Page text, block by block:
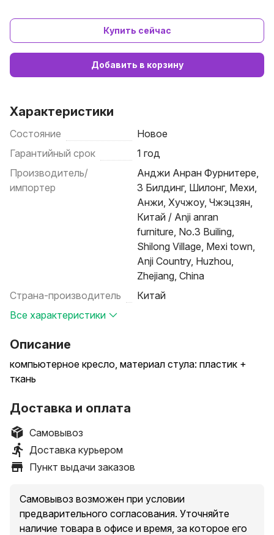
Купить сейчас
Добавить в корзину
Характеристики
Состояние
Новое
Гарантийный срок
1 год
Производитель/
импортер
Анджи Анран Фурнитере,
3 Билдинг, Шилонг, Мехи,
Анжи, Хучжоу, Чжэцзян,
Китай / Anji anran
furniture, No.3 Builing,
Shilong Village, Mexi town,
Anji Country, Huzhou,
Zhejiang, China
Страна-производитель
Китай
Все характеристики
Описание
компьютерное кресло, материал стула: пластик +
ткань
Доставка и оплата
Самовывоз
Доставка курьером
Пункт выдачи заказов
Самовывоз возможен при условии
предварительного согласования. Уточняйте
наличие товара в офисе и время, за которое его